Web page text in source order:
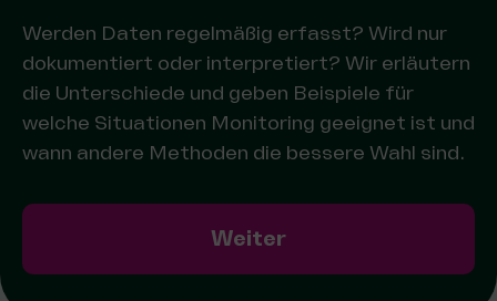
Werden Daten regelmäßig erfasst? Wird nur
dokumentiert oder interpretiert? Wir erläutern
die Unterschiede und geben Beispiele für
welche Situationen Monitoring geeignet ist und
wann andere Methoden die bessere Wahl sind.
Weiter